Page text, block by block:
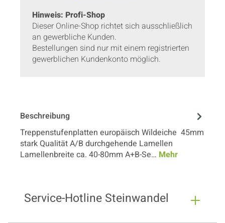
Hinweis: Profi-Shop
Dieser Online-Shop richtet sich ausschließlich
an gewerbliche Kunden.
Bestellungen sind nur mit einem registrierten
gewerblichen Kundenkonto möglich.
Beschreibung
Treppenstufenplatten europäisch Wildeiche 45mm
stark Qualität A/B durchgehende Lamellen
Lamellenbreite ca. 40-80mm A+B-Se… Mehr
Service-Hotline Steinwandel